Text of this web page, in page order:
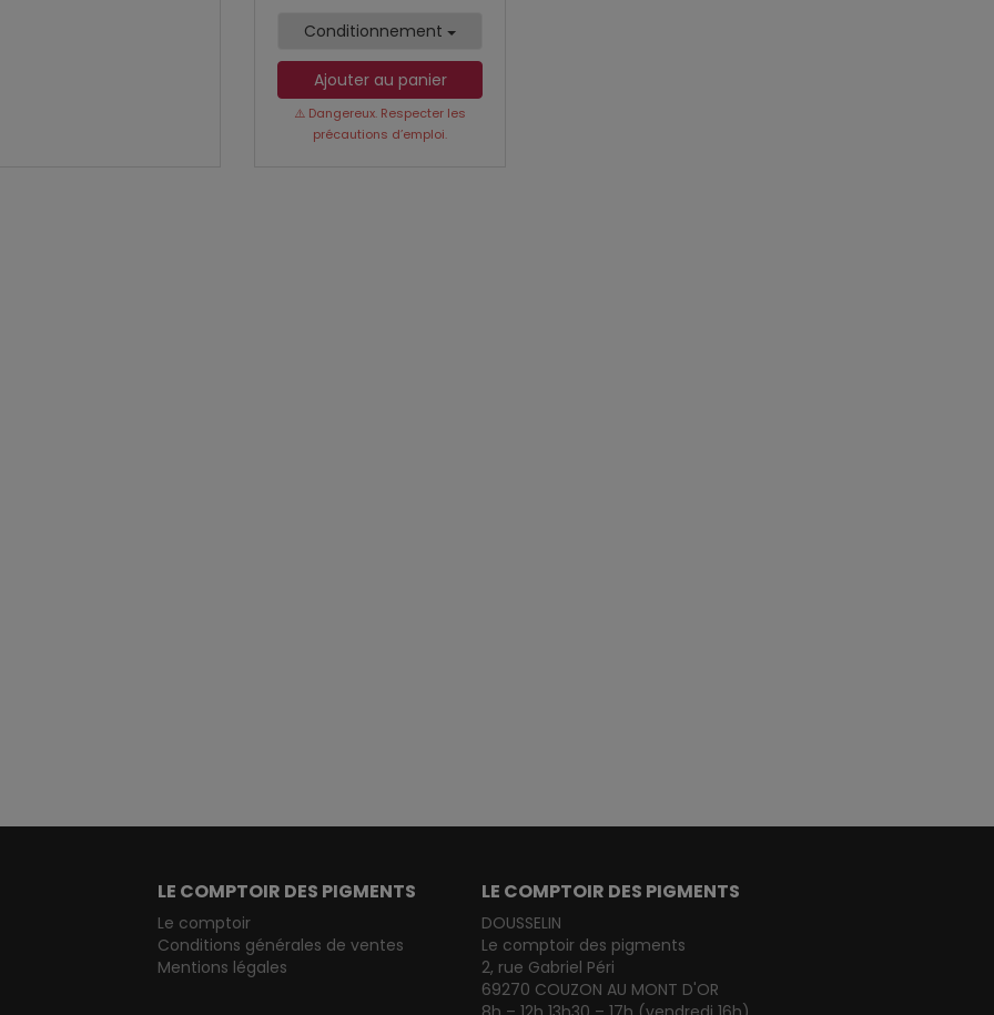
Conditionnement
Ajouter au panier
⚠️ Dangereux. Respecter les
précautions d’emploi.
LE COMPTOIR DES PIGMENTS
Le comptoir
Conditions générales de ventes
Mentions légales
LE COMPTOIR DES PIGMENTS
DOUSSELIN
Le comptoir des pigments
2, rue Gabriel Péri
69270 COUZON AU MONT D'OR